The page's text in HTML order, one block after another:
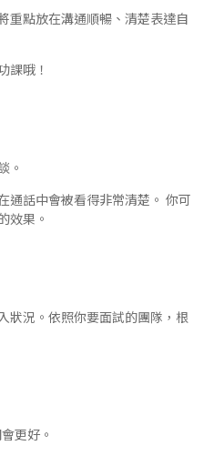
重點放在溝通順暢、清楚表達自
課哦！
。
通話中會被看得非常清楚。 你可
效果。
狀況。依照你要面試的團隊，根
更好。